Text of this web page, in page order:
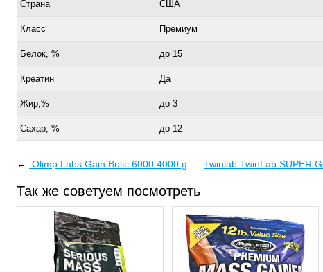
Страна США
Класс Премиум
Белок, % до 15
Креатин Да
Жир,% до 3
Сахар, % до 12
← Olimp Labs Gain Bolic 6000 4000 g Twinlab TwinLab SUPER
Так же советуем посмотреть